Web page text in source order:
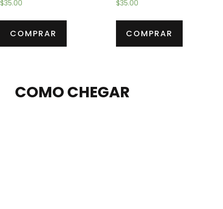
4.00
$35.00
COMPRAR
4.00
$35.00
COMPRAR
COMO CHEGAR